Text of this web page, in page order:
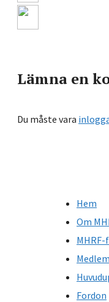
Lämna en
Du måste vara
Hem
Om
Fordon